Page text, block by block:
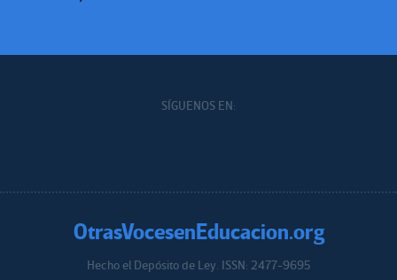
SÍGUENOS EN:
OtrasVocesenEducacion.org
Hecho el Depósito de Ley. ISSN: 2477-9695